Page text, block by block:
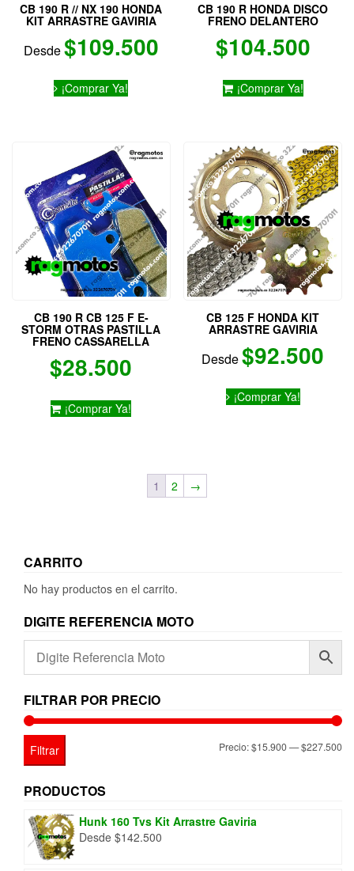
CB 190 R // NX 190 HONDA
KIT ARRASTRE GAVIRIA
Desde$109.500
¡Comprar Ya!
Este
Las
opciones
se
pueden
elegir
en
la
página
de
producto
CB 190 R HONDA DISCO
FRENO DELANTERO
$104.500
¡Comprar Ya!
CB 190 R CB 125 F E-
STORM OTRAS PASTILLA
FRENO CASSARELLA
$28.500
¡Comprar Ya!
CB 125 F HONDA KIT
ARRASTRE GAVIRIA
Desde$92.500
¡Comprar Ya!producto
1 2 →
CARRITO
No hay productos en el carrito.
DIGITE REFERENCIA MOTO
FILTRAR POR PRECIO
Filtrar Precio:$15.900—$227.500
PRODUCTOS
Hunk 160 Tvs Kit Arrastre Gaviria
Desde $142.500